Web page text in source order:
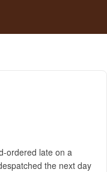
ordered late on a
the next day